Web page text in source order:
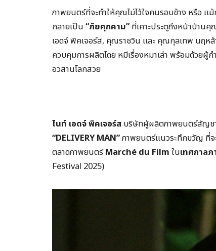
ภาพยนตร์ที่จะทำให้คุณไม่ไว้ใจคนรอบข้าง หรือ แ
กลายเป็น “ภัยคุกคาม” ที่เคาะประตูถึงหน้าบ้าน
เอดจ์ พิคเจอร์ส, คุณราชวิน และ คุณกุลเทพ นฤห
ควบคุมการผลิตโดย หมีเรื่องหมาเล่า พร้อมด้ว
อวสานโลกสวย
ไนท์ เอดจ์ พิคเจอร์ส บริษัทผู้ผลิตภาพยนตร์สัญชา
“DELIVERY MAN”ภาพยนตร์แนวระทึกขวัญ ที่
ตลาดภาพยนตร์Marché du Film ในเทศกาล
Festival 2025)